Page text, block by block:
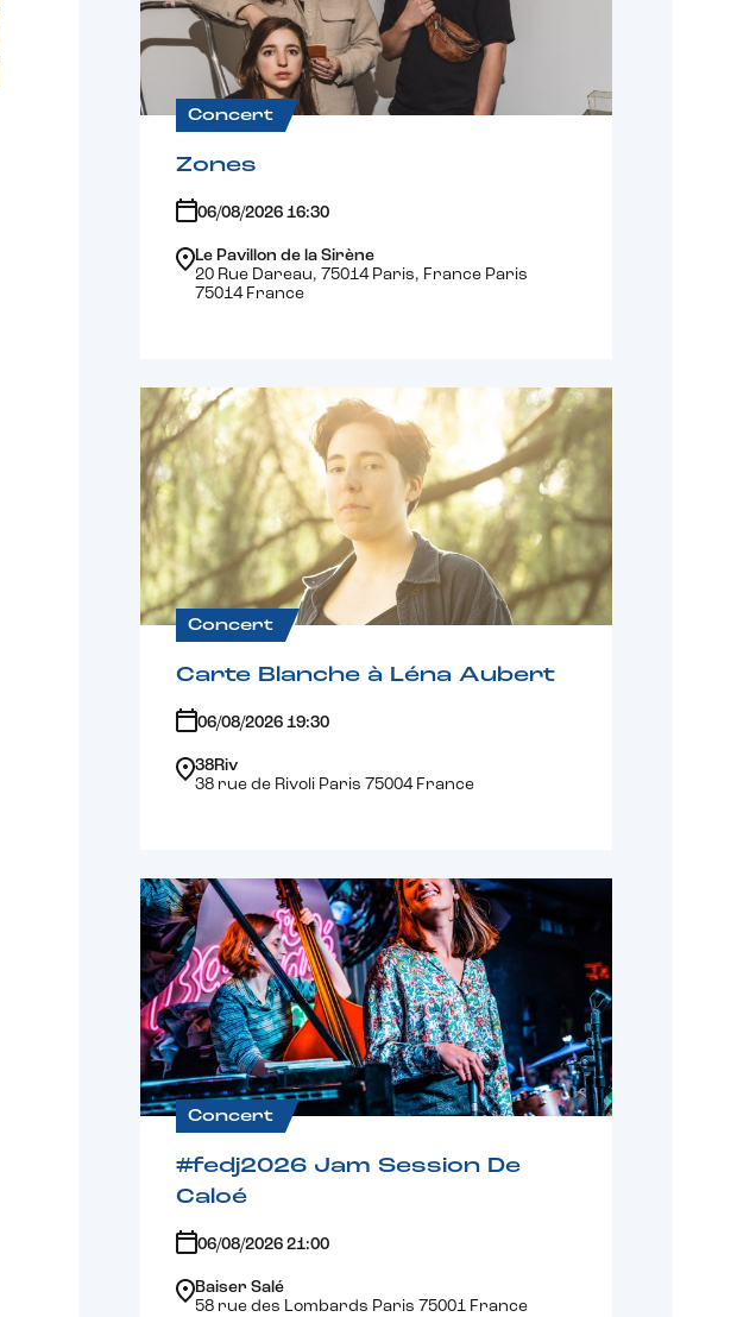
Concert
Zones
06/08/2026 16:30
Le Pavillon de la Sirène
20 Rue Dareau, 75014 Paris, France Paris
75014 France
Concert
Carte Blanche à Léna Aubert
06/08/2026 19:30
38Riv
38 rue de Rivoli Paris 75004 France
Concert
#fedj2026 Jam Session De
Caloé
06/08/2026 21:00
Baiser Salé
58 rue des Lombards Paris 75001 France